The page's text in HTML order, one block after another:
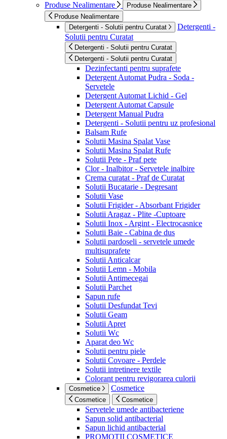
Produse Nealimentare
Produse Nealimentare
Produse Nealimentare
Detergenti - Solutii pentru Curatat
Detergenti -
Solutii pentru Curatat
Detergenti - Solutii pentru Curatat
Detergenti - Solutii pentru Curatat
Dezinfectanti pentru suprafete
Detergent Automat Pudra - Soda -
Servetele
Detergent Automat Lichid - Gel
Detergent Automat Capsule
Detergent Manual Pudra
Detergenti - Solutii pentru uz profesional
Balsam Rufe
Solutii Masina Spalat Vase
Solutii Masina Spalat Rufe
Solutii Pete - Praf pete
Clor - Inalbitor - Servetele inalbire
Crema curatat - Praf de Curatat
Solutii Bucatarie - Degresant
Solutii Vase
Solutii Frigider - Absorbant Frigider
Solutii Aragaz - Plite -Cuptoare
Solutii Inox - Argint - Electrocasnice
Solutii Baie - Cabina de dus
Solutii pardoseli - servetele umede
multisuprafete
Solutii Anticalcar
Solutii Lemn - Mobila
Solutii Antimecegai
Solutii Parchet
Sapun rufe
Solutii Desfundat Tevi
Solutii Geam
Solutii Apret
Solutii Wc
Aparat deo Wc
Solutii pentru piele
Solutii Covoare - Perdele
Solutii intretinere textile
Colorant pentru revigorarea culorii
Cosmetice Cosmetice
Cosmetice Cosmetice
Servetele umede antibacteriene
Sapun solid antibacterial
Sapun lichid antibacterial
PROMOTII COSMETICE